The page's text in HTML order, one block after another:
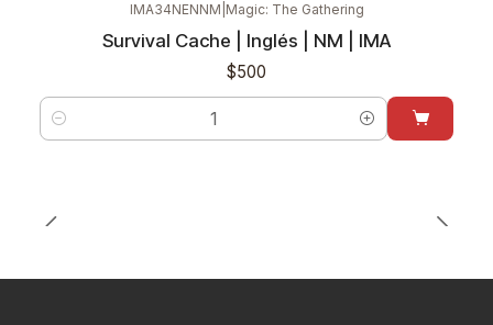
IMA34NENNM Magic: The Gathering
Survival Cache | Inglés | NM | IMA
$500
Cantidad